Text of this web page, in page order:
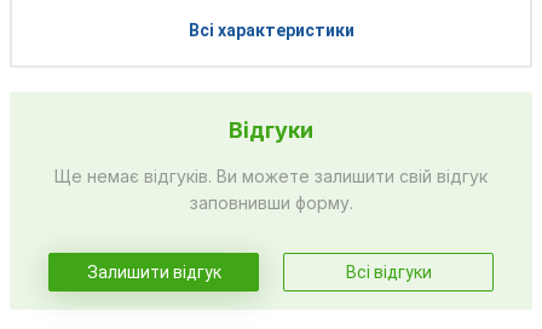
Всі характеристики
Відгуки
Ще немає відгуків. Ви можете залишити свій відгук
заповнивши форму.
Залишити відгук Всі відгуки